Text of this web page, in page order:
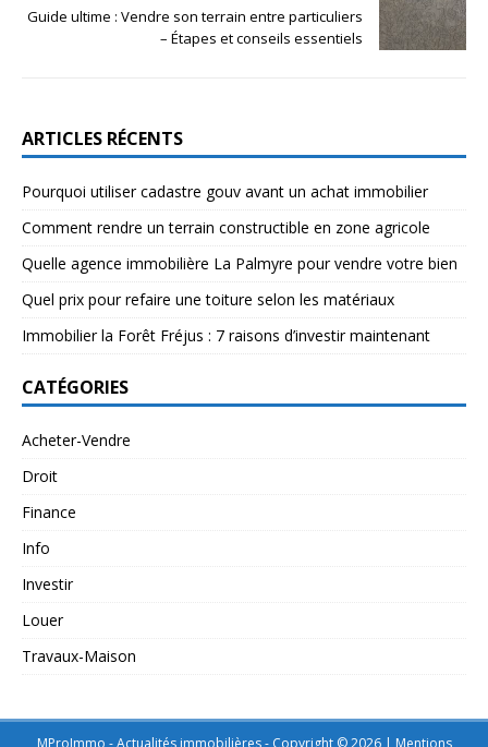
Guide ultime : Vendre son terrain entre particuliers
– Étapes et conseils essentiels
ARTICLES RÉCENTS
Pourquoi utiliser cadastre gouv avant un achat immobilier
Comment rendre un terrain constructible en zone agricole
Quelle agence immobilière La Palmyre pour vendre votre bien
Quel prix pour refaire une toiture selon les matériaux
Immobilier la Forêt Fréjus : 7 raisons d’investir maintenant
CATÉGORIES
Acheter-Vendre
Droit
Finance
Info
Investir
Louer
Travaux-Maison